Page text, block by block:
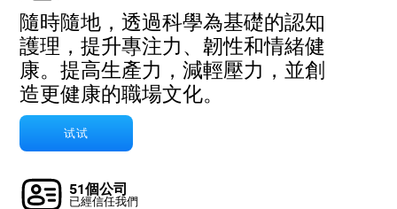
隨時隨地，透過科學為基礎的認知
護理，提升專注力、韌性和情緒健
康。提高生產力，減輕壓力，並創
造更健康的職場文化。
试试
51個公司
已經信任我們